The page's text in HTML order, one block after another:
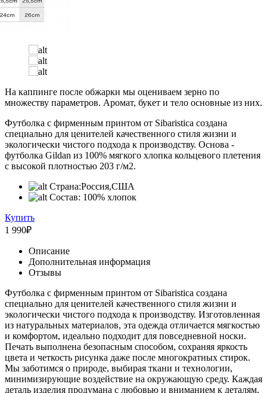
На каппинге после обжарки мы оцениваем зерно по
множеству параметров. Аромат, букет и тело основные из них.
Футболка с фирменным принтом от Sibaristica создана
специально для ценителей качественного стиля жизни и
экологически чистого подхода к производству. Основа -
футболка Gildan из 100% мягкого хлопка кольцевого плетения
с высокой плотностью 203 г/м2.
Страна:Россия,США
Состав: 100% хлопок
Купить
1 990₽
Описание
Дополнительная информация
Отзывы
Футболка с фирменным принтом от Sibaristica создана
специально для ценителей качественного стиля жизни и
экологически чистого подхода к производству. Изготовленная
из натуральных материалов, эта одежда отличается мягкостью
и комфортом, идеально подходит для повседневной носки.
Печать выполнена безопасным способом, сохраняя яркость
цвета и четкость рисунка даже после многократных стирок.
Мы заботимся о природе, выбирая ткани и технологии,
минимизирующие воздействие на окружающую среду. Каждая
деталь изделия продумана с любовью и вниманием к деталям,